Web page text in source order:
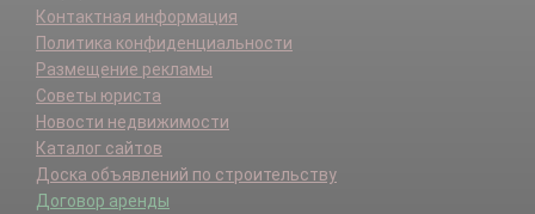
Контактная информация
Политика конфиденциальности
Размещение рекламы
Советы юриста
Новости недвижимости
Каталог сайтов
Доска объявлений по строительству
Договор аренды